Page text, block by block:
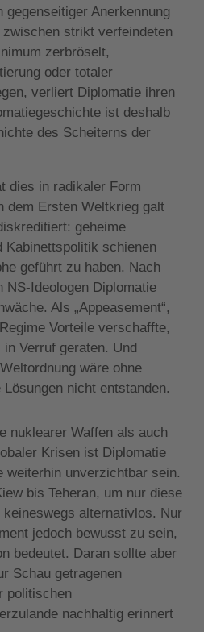
Anerkennung
strikt verfeindeten
zerbröselt,
oder totaler
verliert Diplomatie ihren
ist deshalb
des Scheiterns der
dies in radikaler Form
dem Ersten Weltkrieg galt
geheime
Kabinettspolitik schienen
geführt zu haben. Nach
NS-Ideologen Diplomatie
Als „Appeasement“,
Vorteile verschaffte,
Verruf geraten. Und
wäre ohne
nicht entstanden.
nuklearer Waffen als auch
Krisen ist Diplomatie
weiterhin unverzichtbar sein.
bis Teheran, um nur diese
keineswegs alternativlos. Nur
jedoch bewusst zu sein,
bedeutet. Daran sollte aber
Schau getragenen
politischen
nachhaltig erinnert